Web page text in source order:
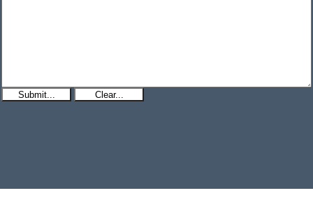
Submit... Clear...